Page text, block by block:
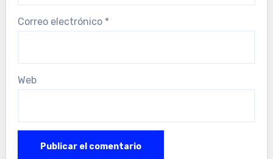
Correo electrónico *
Web